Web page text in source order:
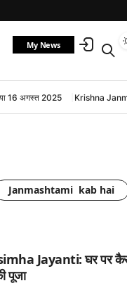
My News
16 अगस्त 2025 Krishna
Janmashtami kab hai
Jayanti: घर पर
पूजा